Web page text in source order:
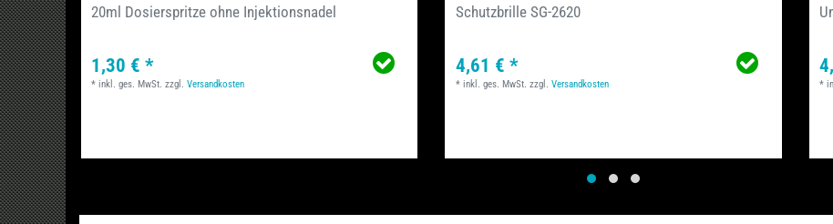
20ml Dosierspritze ohne Injektionsnadel
1,30 € *
*inkl. ges. MwSt. zzgl.Versandkosten
Schutzbrille SG-2620
4,61 € *
* inkl. ges. MwSt. zzgl. Versandkosten *